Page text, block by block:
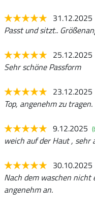
31.12.2025
Passt und sitzt..
25.12.2025
Sehr schöne Passform
23.12.2025
Top, angenehm zu tragen.
9.12.2025
weich auf der Haut , sehr
30.10.2025
Nach dem waschen
angenehm an.